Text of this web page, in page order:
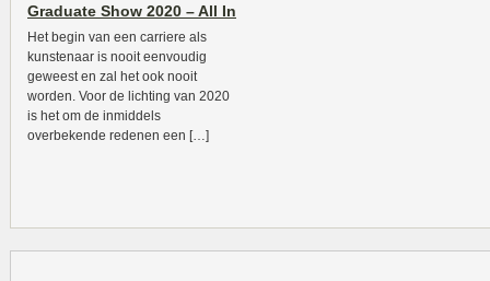
Graduate Show 2020 – All In
Het begin van een carriere als
kunstenaar is nooit eenvoudig
geweest en zal het ook nooit
worden. Voor de lichting van 2020
is het om de inmiddels
overbekende redenen een […]